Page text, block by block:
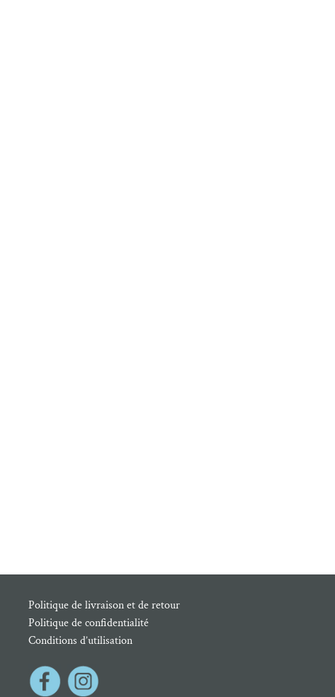
Politique de livraison et de retour
Politique de confidentialité
Conditions d’utilisation